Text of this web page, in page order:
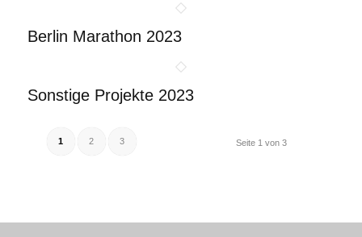
Berlin Marathon 2023
Sonstige Projekte 2023
Seite 1 von 3
1 2 3